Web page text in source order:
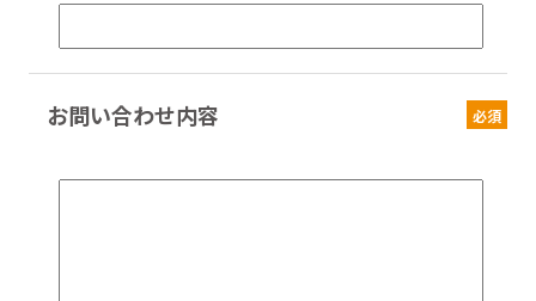
お問い合わせ内容 必須